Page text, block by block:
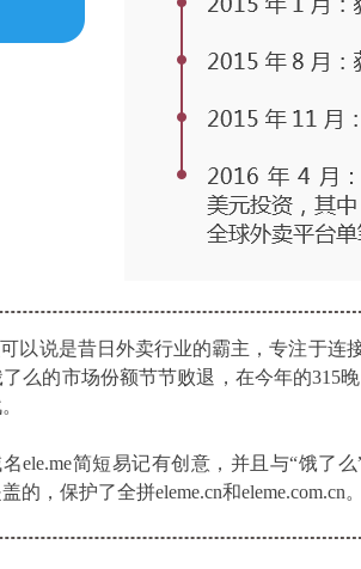
以说是昔日外卖行业的霸主，专注于连
么的市场份额节节败退，在今年的315
ele.me简短易记有创意，并且与“饿了
的，保护了全拼eleme.cn和eleme.com.cn